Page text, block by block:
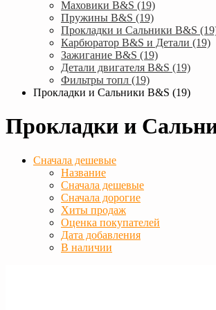
Маховики B&S (19)
Пружины B&S (19)
Прокладки и Сальники B&S
Карбюратор B&S и Детали (19)
Зажигание B&S (19)
Детали двигателя B&S (19)
Фильтры топл (19)
Прокладки и Сальники B&S (19)
Прокладки и
Сначала дешевые
Название
Сначала дешевые
Сначала дорогие
Хиты продаж
Оценка покупателей
Дата добавления
В наличии